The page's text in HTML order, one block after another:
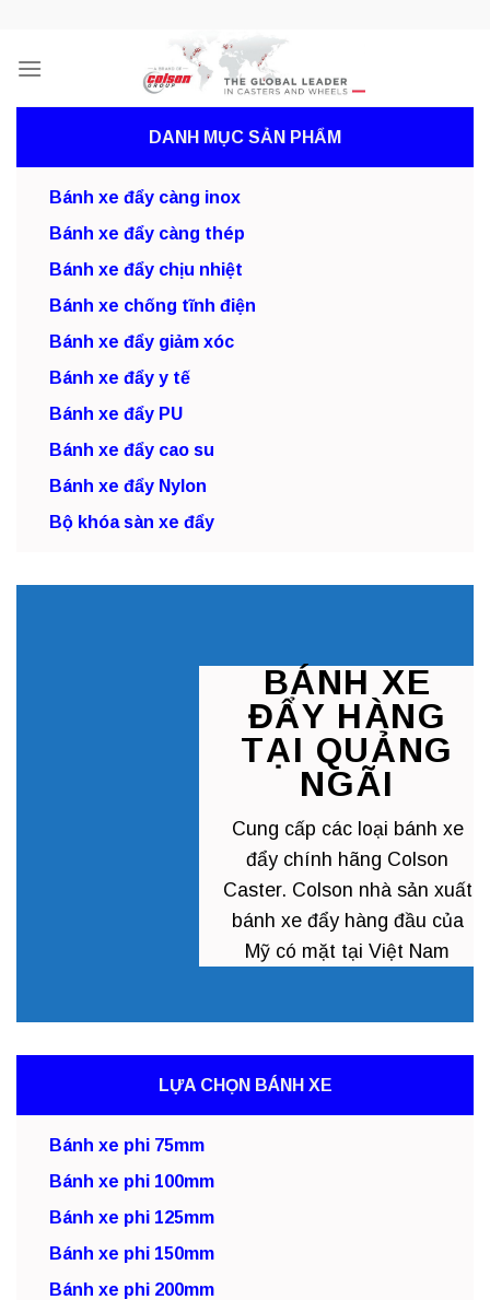
content
DANH MỤC SẢN PHẨM
Bánh xe đẩy càng inox
Bánh xe đẩy càng thép
Bánh xe đẩy chịu nhiệt
Bánh xe chống tĩnh điện
Bánh xe đẩy giảm xóc
Bánh xe đẩy y tế
Bánh xe đẩy PU
Bánh xe đẩy cao su
Bánh xe đẩy Nylon
Bộ khóa sàn xe đẩy
BÁNH XE
ĐẨY HÀNG
TẠI QUẢNG
NGÃI
Cung cấp các loại bánh xe
đẩy chính hãng Colson
Caster. Colson nhà sản xuất
bánh xe đẩy hàng đầu của
Mỹ có mặt tại Việt Nam
LỰA CHỌN BÁNH XE
Bánh xe phi 75mm
Bánh xe phi 100mm
Bánh xe phi 125mm
Bánh xe phi 150mm
Bánh xe phi 200mm